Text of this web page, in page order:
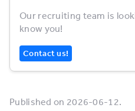
Our recruiting team is
know you!
Contact us!
Published on 2026-06-12.